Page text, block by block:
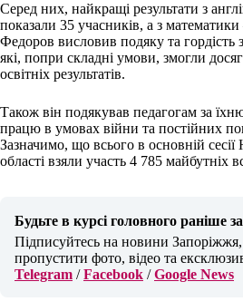
Серед них, найкращі результати з
показали 35 учасників, а з
Федоров висловив подяку та гордість
які, попри складні умови, змогли
освітніх результатів.
Також він подякував педагогам за
працю в умовах війни та постійних
Зазначимо, що всього в основній
області взяли участь 4 785 майбутніх
Будьте в курсі головного раніше
Підписуйтесь на новини
пропустити фото, відео та
Telegram /Facebook /Google News